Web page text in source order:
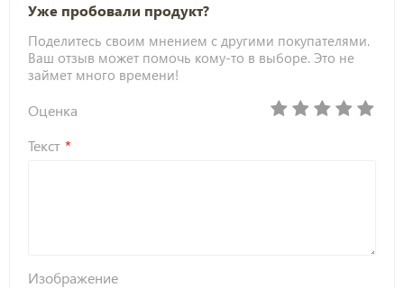
Уже пробовали продукт?
Поделитесь своим мнением с другими покупателями.
Ваш отзыв может помочь кому-то в выборе. Это не
займет много времени!
Оценка
Текст
Изображение